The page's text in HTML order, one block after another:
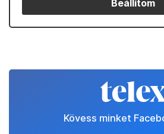
Beállítom
Kövess minket